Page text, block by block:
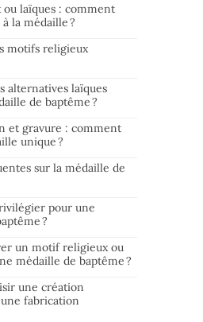
laïques : comment
la médaille ?
motifs religieux
alternatives laïques
de baptême ?
et gravure : comment
unique ?
sur la médaille de
pour une
?
un motif religieux ou
médaille de baptême ?
une création
fabrication